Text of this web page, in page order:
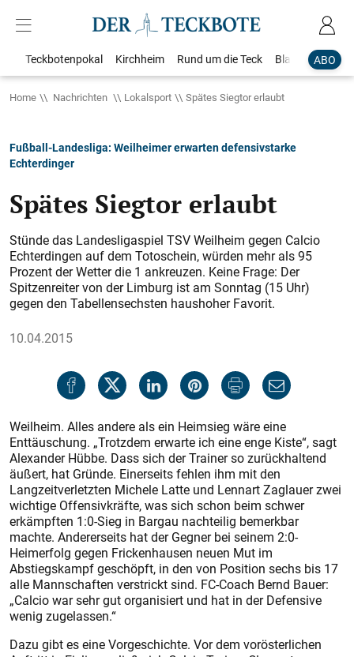
ABO
Teckbotenpokal Kirchheim Rund um die Teck Blaulicht
Home Nachrichten Lokalsport Spätes Siegtor erlaubt
Fußball-Landesliga: Weilheimer erwarten defensivstarke
Echterdinger
Spätes Siegtor erlaubt
Stünde das Landesligaspiel TSV Weilheim gegen Calcio
Echterdingen auf dem Totoschein, würden mehr als 95
Prozent der Wetter die 1 ankreuzen. Keine Frage: Der
Spitzenreiter von der Limburg ist am Sonntag (15 Uhr)
gegen den Tabellensechsten haushoher Favorit.
10.04.2015
Weilheim. Alles andere als ein Heimsieg wäre eine
Enttäuschung. „Trotzdem erwarte ich eine enge Kiste“, sagt
Alexander Hübbe. Dass sich der Trainer so zurückhaltend
äußert, hat Gründe. Einerseits fehlen ihm mit den
Langzeitverletzten Michele Latte und Lennart Zaglauer zwei
wichtige Offensivkräfte, was sich schon beim schwer
erkämpften 1:0-Sieg in Bargau nachteilig bemerkbar
machte. Andererseits hat der Gegner bei seinem 2:0-
Heimerfolg gegen Frickenhausen neuen Mut im
Abstiegskampf geschöpft, in den von Position sechs bis 17
alle Mannschaften verstrickt sind. FC-Coach Bernd Bauer:
„Calcio war sehr gut organisiert und hat in der Defensive
wenig zugelassen.“
Dazu gibt es eine Vorgeschichte. Vor dem vorösterlichen